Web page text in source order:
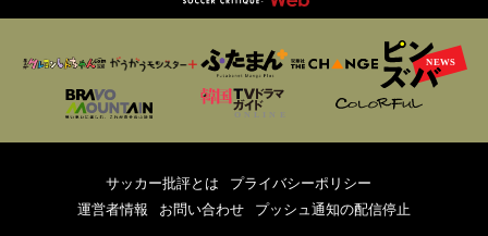
サッカー批評とは
プライバシーポリシー
運営者情報
お問い合わせ プッシュ通知の配信停止